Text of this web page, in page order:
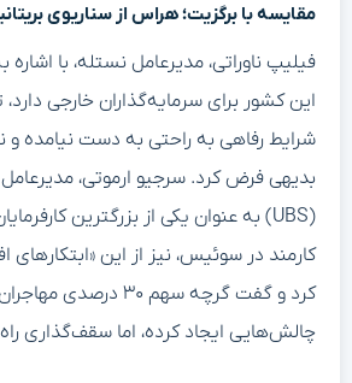
مقایسه با برگزیت؛ هراس از سناریوی
فیلیپ ناوراتی، مدیرعامل نستله، با
این کشور برای سرمایه‌گذاران خارجی دارد،
شرایط رفاهی به راحتی به دست نیامده و
بدیهی فرض کرد. سرجیو ارموتی،
کارمند در سوئیس، نیز از این «ابتکارهای
کرد و گفت گرچه سهم ۳۰
چالش‌هایی ایجاد کرده، اما سقف‌گذاری